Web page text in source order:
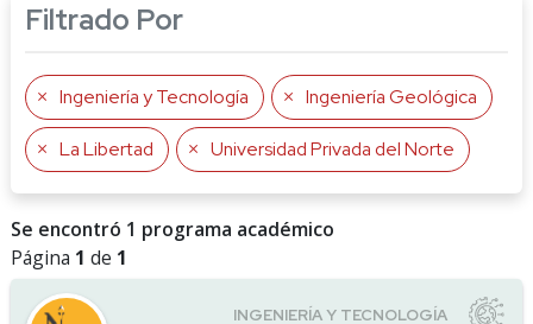
Filtrado Por
Ingeniería y Tecnología Ingeniería Geológica
La Libertad Universidad Privada del Norte
Se encontró 1 programa académico
Página 1 de 1